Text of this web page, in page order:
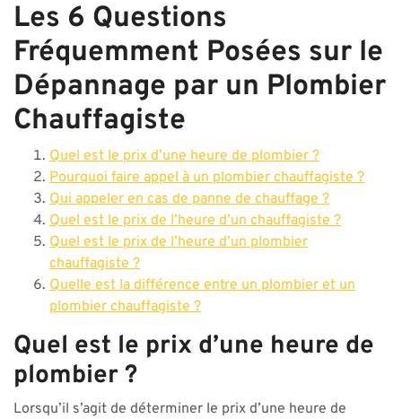
Les 6 Questions
Fréquemment Posées sur le
Dépannage par un Plombier
Chauffagiste
Quel est le prix d’une heure de plombier ?
Pourquoi faire appel à un plombier chauffagiste ?
Qui appeler en cas de panne de chauffage ?
Quel est le prix de l’heure d’un chauffagiste ?
Quel est le prix de l’heure d’un plombier
chauffagiste ?
Quelle est la différence entre un plombier et un
plombier chauffagiste ?
Quel est le prix d’une heure de
plombier ?
Lorsqu’il s’agit de déterminer le prix d’une heure de